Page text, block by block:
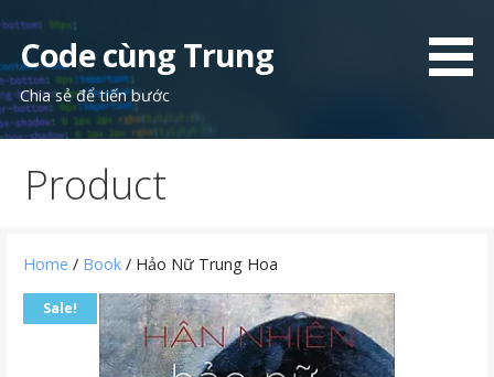
content
Code cùng Trung
Chia sẻ để tiến bước
Product
Home / Book/ Hảo Nữ Trung Hoa
Sale!